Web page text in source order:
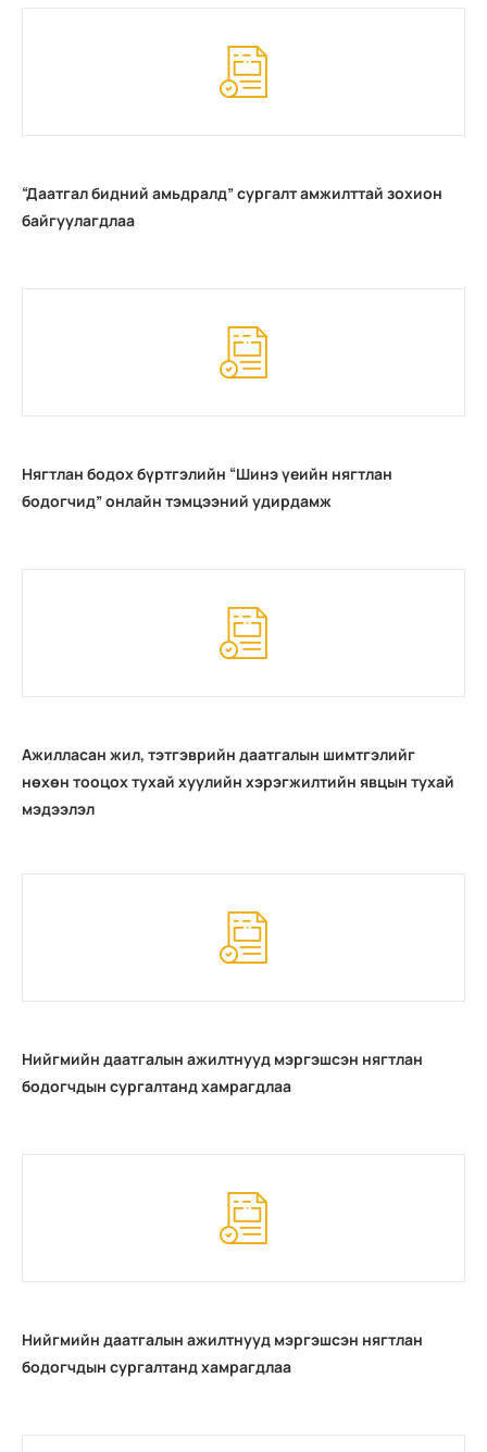
“Даатгал бидний амьдралд” сургалт амжилттай зохион
байгуулагдлаа
Нягтлан бодох бүртгэлийн “Шинэ үеийн нягтлан
бодогчид” онлайн тэмцээний удирдамж
Ажилласан жил, тэтгэврийн даатгалын шимтгэлийг
нөхөн тооцох тухай хуулийн хэрэгжилтийн явцын тухай
мэдээлэл
Нийгмийн даатгалын ажилтнууд мэргэшсэн нягтлан
бодогчдын сургалтанд хамрагдлаа
Нийгмийн даатгалын ажилтнууд мэргэшсэн нягтлан
бодогчдын сургалтанд хамрагдлаа